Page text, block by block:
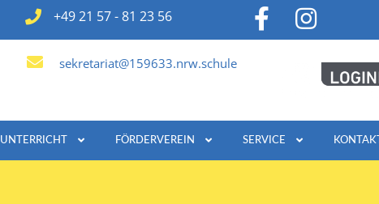
+49 21 57 - 81 23 56
sekretariat@159633.nrw.schule
UNTERRICHT FÖRDERVEREIN SERVICE KONTAKT